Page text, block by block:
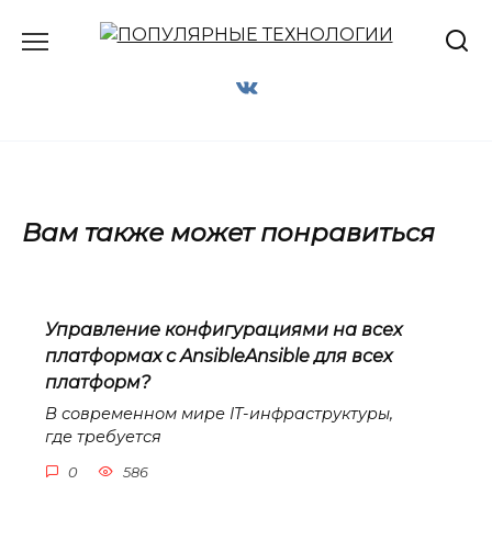
Вам также может понравиться
Управление конфигурациями на всех
платформах с AnsibleAnsible для всех
платформ?
В современном мире IT-инфраструктуры,
где требуется
0 586